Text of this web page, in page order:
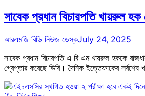
সাবেক প্রধান বিচারপতি খায়রুল হক
আরএমজি বিডি নিউজ ডেস্কJuly 24, 2025
সাবেক প্রধান বিচারপতি এ বি এম খায়রুল হককে
গ্রেপ্তার করেছে ডিবি। দৈনিক ইত্তেফাকের সর্বশেষ